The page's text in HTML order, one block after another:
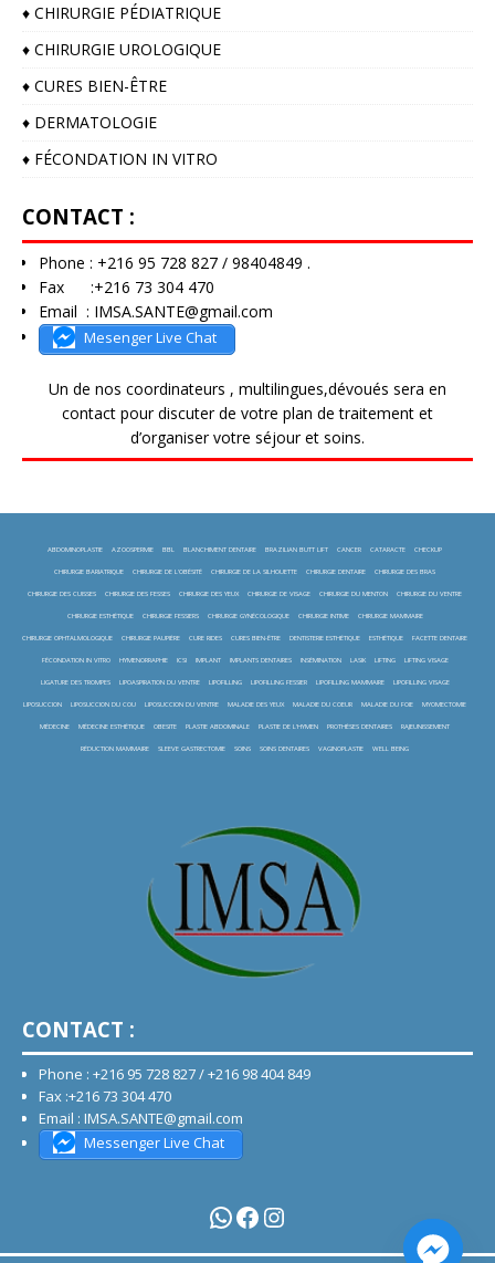
♦️ CHIRURGIE PÉDIATRIQUE
♦️ CHIRURGIE UROLOGIQUE
♦️ CURES BIEN-ÊTRE
♦️ DERMATOLOGIE
♦️ FÉCONDATION IN VITRO
CONTACT :
Phone : +216 95 728 827 / 98404849 .
Fax :+216 73 304 470
Email : IMSA.SANTE@gmail.com
Mesenger Live Chat
Un de nos coordinateurs , multilingues,dévoués sera en
contact pour discuter de votre plan de traitement et
d’organiser votre séjour et soins.
ABDOMINOPLASTIE AZOOSPERMIE BBL BLANCHIMENT DENTAIRE BRAZILIAN BUTT LIFT CANCER CATARACTE CHECKUP
CHIRURGIE BARIATRIQUE CHIRURGIE DE L'OBÉSITÉ CHIRURGIE DE LA SILHOUETTE CHIRURGIE DENTAIRE CHIRURGIE DES BRAS
CHIRURGIE DES CUISSES CHIRURGIE DES FESSES CHIRURGIE DES YEUX CHIRURGIE DE VISAGE CHIRURGIE DU MENTON CHIRURGIE DU VENTRE
CHIRURGIE ESTHÉTIQUE CHIRURGIE FESSIERS CHIRURGIE GYNÉCOLOGIQUE CHIRURGIE INTIME CHIRURGIE MAMMAIRE
CHIRURGIE OPHTALMOLOGIQUE CHIRURGIE PAUPIÈRE CURE RIDES CURES BIEN-ÊTRE DENTISTERIE ESTHÉTIQUE ESTHÉTIQUE FACETTE DENTAIRE
FÉCONDATION IN VITRO HYMENORRAPHIE ICSI IMPLANT IMPLANTS DENTAIRES INSÉMINATION LASIK LIFTING LIFTING VISAGE
LIGATURE DES TROMPES LIPOASPIRATION DU VENTRE LIPOFILLING LIPOFILLING FESSIER LIPOFILLING MAMMAIRE LIPOFILLING VISAGE
LIPOSUCCION LIPOSUCCION DU COU LIPOSUCCION DU VENTRE MALADIE DES YEUX MALADIE DU COEUR MALADIE DU FOIE MYOMECTOMIE
MÉDECINE MÉDECINE ESTHÉTIQUE OBESITE PLASTIE ABDOMINALE PLASTIE DE L'HYMEN PROTHÈSES DENTAIRES RAJEUNISSEMENT
RÉDUCTION MAMMAIRE SLEEVE GASTRECTOMIE SOINS SOINS DENTAIRES VAGINOPLASTIE WELL BEING
CONTACT :
Phone : +216 95 728 827 / +216 98 404 849
Fax :+216 73 304 470
Email : IMSA.SANTE@gmail.com
Messenger Live Chat